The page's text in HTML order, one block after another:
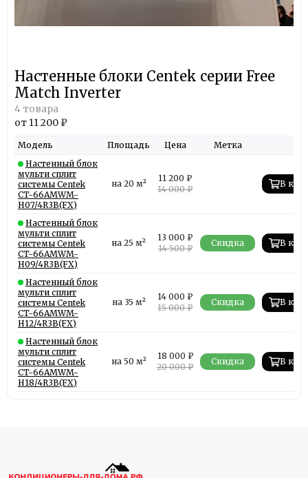
Настенные блоки Centek серии Free
Match Inverter
4 товара
от 11 200 ₽
Модель Площадь Цена
Метка
Настенный блок
мульти сплит
системы Centek
CT-66AMWM-
H07/4R3B(FX)
на 20 м²
11 200 ₽
14 000 ₽
В
Настенный блок
мульти сплит
системы Centek
CT-66AMWM-
H09/4R3B(FX)
на 25 м²
13 000 ₽
14 500 ₽
Скидка В
Настенный блок
мульти сплит
системы Centek
CT-66AMWM-
H12/4R3B(FX)
на 35 м²
14 000 ₽
15 000 ₽
Скидка В
Настенный блок
мульти сплит
системы Centek
CT-66AMWM-
H18/4R3B(FX)
на 50 м²
18 000 ₽
20 000 ₽
Скидка В